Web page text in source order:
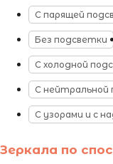
С парящей
Без подсветки
С холодной
С нейтральной
С узорами и с
Зеркала по